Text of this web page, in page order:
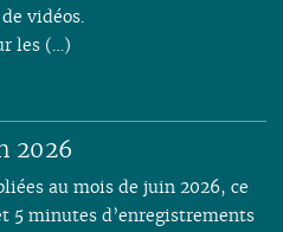
vidéos.
les (…)
2026
au mois de juin 2026, ce
5 minutes d’enregistrements